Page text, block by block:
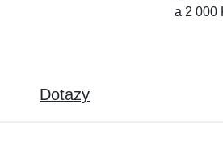
a 2 000
Dotazy